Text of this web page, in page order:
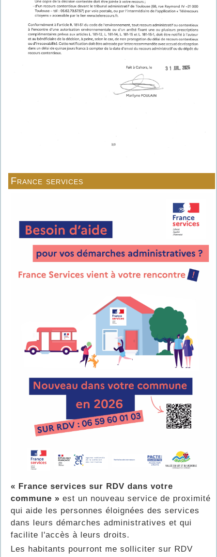
France services
« France services sur RDV dans votre
commune » est un nouveau service de proximité
qui aide les personnes éloignées des services
dans leurs démarches administratives et qui
facilite l'accès à leurs droits.
Les habitants pourront me solliciter sur RDV